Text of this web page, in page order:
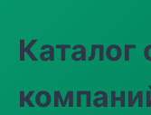
Каталог